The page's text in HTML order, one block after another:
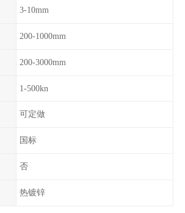
3-10mm
200-1000mm
200-3000mm
1-500kn
可定做
国标
否
热镀锌